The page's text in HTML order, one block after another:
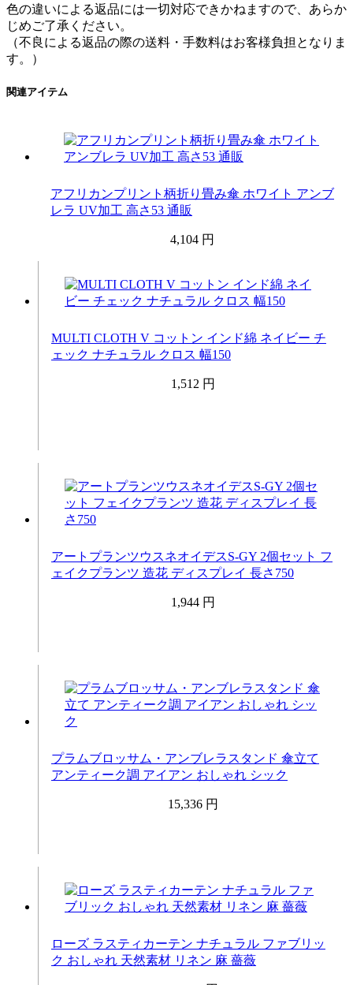
色の違いによる返品には一切対応できかねますので、あらか
じめご了承ください。
（不良による返品の際の送料・手数料はお客様負担となりま
す。）
関連アイテム
アフリカンプリント柄折り畳み傘 ホワイト アンブ
レラ UV加工 高さ53 通販
4,104 円
MULTI CLOTH V コットン インド綿 ネイビー チ
ェック ナチュラル クロス 幅150
1,512 円
アートプランツウスネオイデスS-GY 2個セット フ
ェイクプランツ 造花 ディスプレイ 長さ750
1,944 円
プラムブロッサム・アンブレラスタンド 傘立て
アンティーク調 アイアン おしゃれ シック
15,336 円
ローズ ラスティカーテン ナチュラル ファブリッ
ク おしゃれ 天然素材 リネン 麻 薔薇